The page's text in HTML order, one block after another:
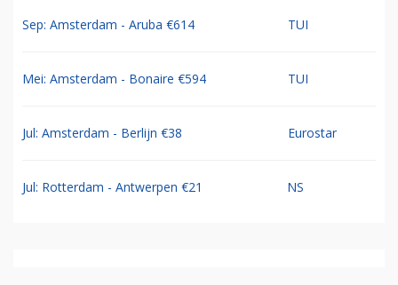
Sep: Amsterdam - Aruba €614 TUI
Mei: Amsterdam - Bonaire €594 TUI
Jul: Amsterdam - Berlijn €38 Eurostar
Jul: Rotterdam - Antwerpen €21 NS